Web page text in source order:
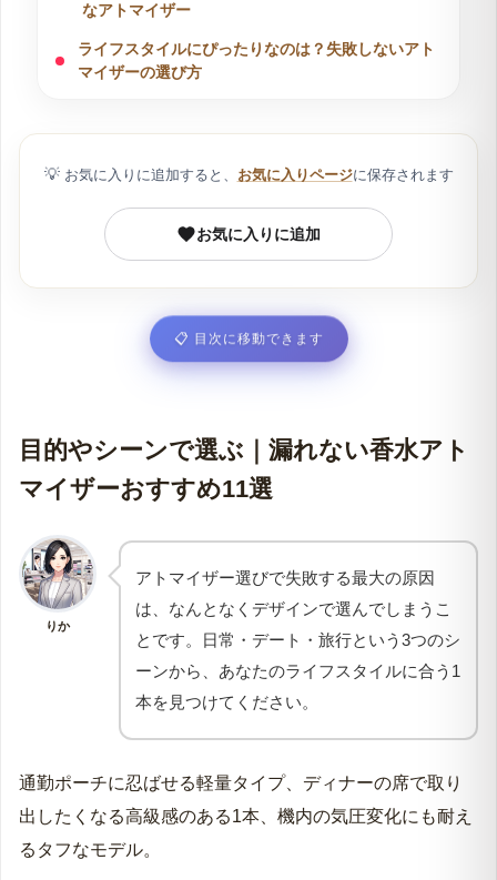
なアトマイザー
ライフスタイルにぴったりなのは？失敗しないアト
マイザーの選び方
ス入りを選ぶ
②充填方法｜手軽さを求めるならボトムチャージ式
③塗布タイプ｜使う場所に合わせてスプレーかロー
ルオンを選ぶ
一滴もこぼさない｜アトマイザーへの簡単な移し替
ボトムチャージ式｜ノズルに押し当てて数秒で完了
スプレーが外せない香水｜じょうごを使って移す方
法
つのルール
気圧対策｜漏れを防ぐ合言葉は8分目まで
保管場所｜直射日光と高温を避けて香りの鮮度を守
匂い移り注意｜違う香水を同じ容器に入れない
香水アトマイザーに関するよくある疑問｜Q&A
Q1｜アトマイザーを洗って別の香水に入れ替えて
もいいですか？
Q2｜100円ショップの安いアトマイザーでも漏れま
💡 お気に入りに追加すると、 お気に入りページに保存されます
お気に入りに追加
📋 目次に移動できます
目的やシーンで選ぶ｜漏れない香水アト
マイザーおすすめ11選
りか
アトマイザー選びで失敗する最大の原因
は、なんとなくデザインで選んでしまうこ
とです。日常・デート・旅行という3つのシ
ーンから、あなたのライフスタイルに合う1
本を見つけてください。
通勤ポーチに忍ばせる軽量タイプ、ディナーの席で取り
出したくなる高級感のある1本、機内の気圧変化にも耐え
るタフなモデル。